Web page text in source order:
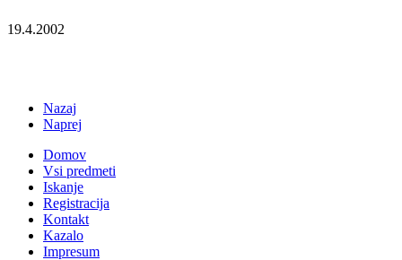
19.4.2002
Nazaj
Naprej
Domov
Vsi predmeti
Iskanje
Registracija
Kontakt
Kazalo
Impresum